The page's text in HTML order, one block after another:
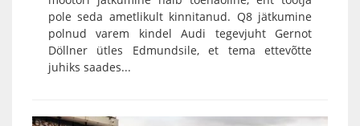
pole seda ametlikult kinnitanud. Q8 jätkumine
polnud varem kindel Audi tegevjuht Gernot
Döllner ütles Edmundsile, et tema ettevõtte
juhiks saades...